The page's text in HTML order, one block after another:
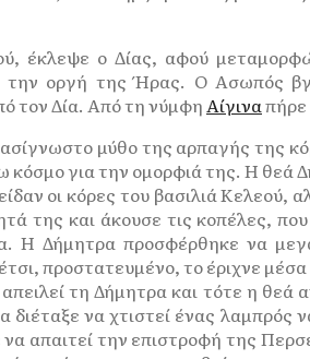
έκλεψε ο Δίας, αφού
την οργή της Ήρας. Ο Ασωπός
τον Δία. Από τη νύμφηΑίγιναπήρε
μύθο της αρπαγής της
για την ομορφιά της. Η θεά
οι κόρες του βασιλιά Κελεού,
και άκουσε τις κοπέλες, που
Δήμητρα προσφέρθηκε να
προστατευμένο, το έριχνε
τη Δήμητρα και τότε η
να χτιστεί ένας λαμπρός
απαιτεί την επιστροφή της